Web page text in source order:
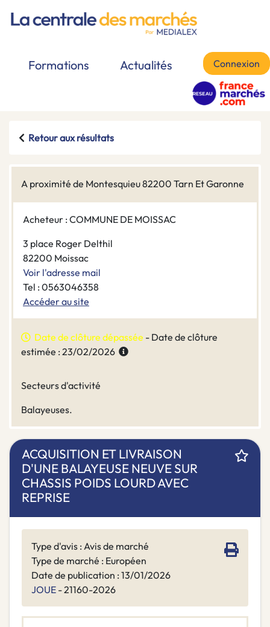
Formations Actualités Connexion
Retour aux résultats
A proximité de Montesquieu 82200 Tarn Et Garonne
Acheteur : COMMUNE DE MOISSAC
3 place Roger Delthil
82200 Moissac
Voir l'adresse mail
Tel : 0563046358
Accéder au site
Date de clôture dépassée - Date de clôture
estimée : 23/02/2026
Secteurs d'activité
Balayeuses.
ACQUISITION ET LIVRAISON
D'UNE BALAYEUSE NEUVE SUR
CHASSIS POIDS LOURD AVEC
REPRISE
Type d'avis : Avis de marché
Type de marché : Européen
Date de publication : 13/01/2026
JOUE - 21160-2026